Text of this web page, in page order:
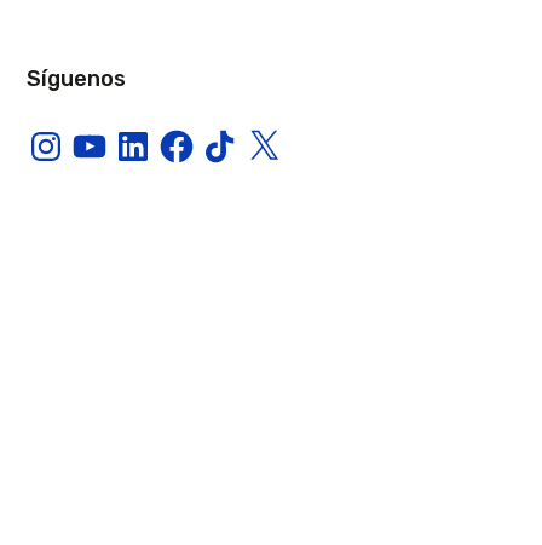
Síguenos
InstagramYouTubeLinkedInFacebook
TikTokX